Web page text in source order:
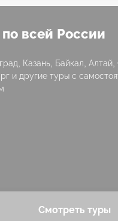
всей России
Казань, Байкал, Алтай,
и другие туры с
Смотреть туры